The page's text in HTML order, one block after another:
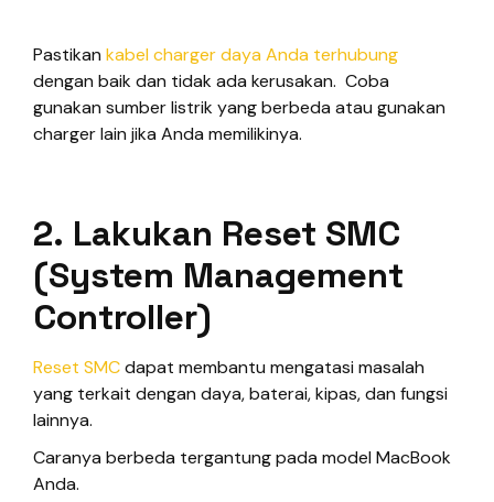
Pastikan kabel charger daya Anda terhubung
dengan baik dan tidak ada kerusakan. Coba
gunakan sumber listrik yang berbeda atau gunakan
charger lain jika Anda memilikinya.
2. Lakukan Reset SMC
(System Management
Controller)
Reset SMCdapat membantu mengatasi masalah
yang terkait dengan daya, baterai, kipas, dan fungsi
lainnya.
Caranya berbeda tergantung pada model MacBook
Anda.